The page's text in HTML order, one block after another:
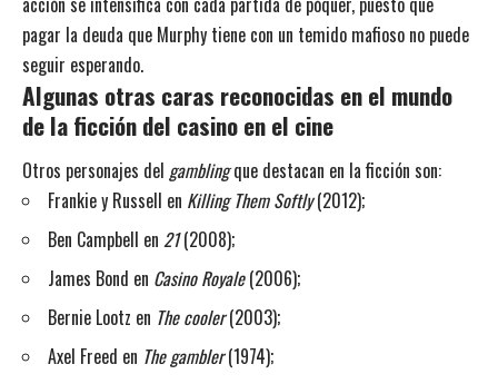
pagar la deuda que Murphy tiene con un temido mafioso no puede
seguir esperando.
Algunas otras caras reconocidas en el mundo
de la ficción del casino en el cine
Otros personajes del gamblingque destacan en la ficción son:
Frankie y Russell en Killing Them Softly(2012);
Ben Campbell en 21(2008);
James Bond en Casino Royale(2006);
Bernie Lootz en The cooler(2003);
Axel Freed en The gambler(1974);